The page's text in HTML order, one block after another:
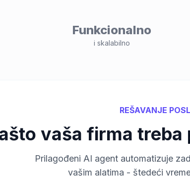
Funkcionalno
i skalabilno
REŠAVANJE
vaša firma treba
Prilagođeni AI agent automatizuje
vašim alatima - štedeći